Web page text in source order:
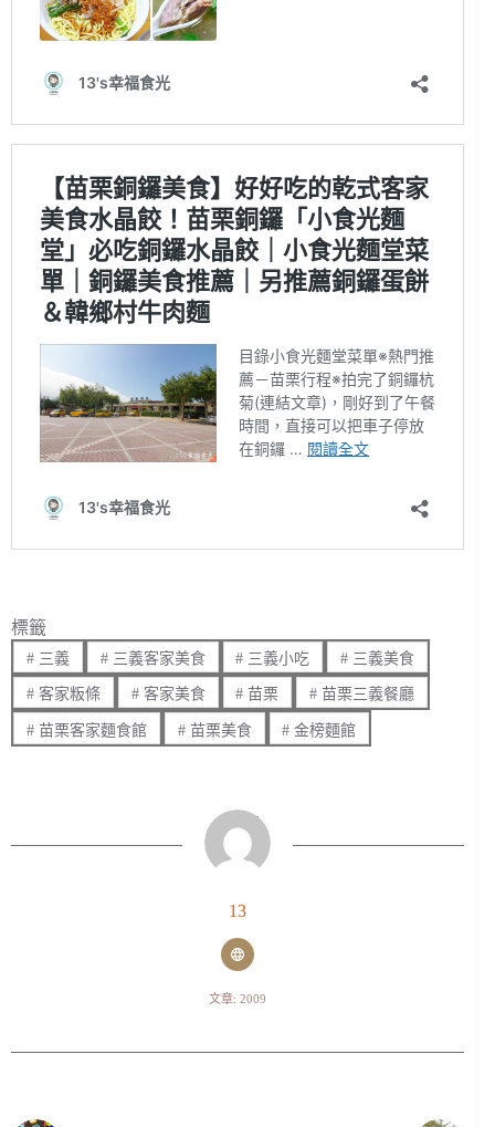
標籤
#三義 #三義客家美食 # 三義小吃 # 三義美食
#客家粄條 #客家美食 # 苗栗 # 苗栗三義餐廳
#苗栗客家麵食館 #苗栗美食 # 金榜麵館
13
文章: 2009